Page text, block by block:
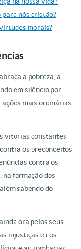
nós cristão?
morais?
a pobreza, a
em silêncio por
mais ordinárias
vitórias constantes
os preconceitos
contra os
na formação dos
sabendo do
ora pelos seus
injustiças e nos